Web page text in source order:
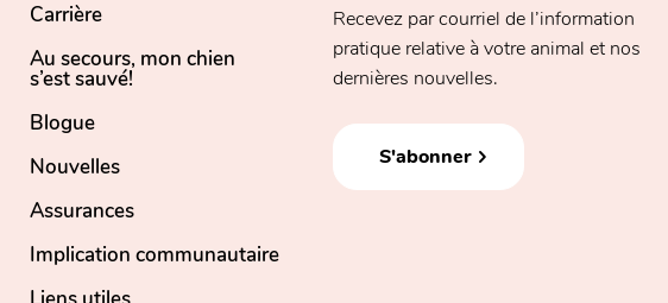
Carrière
Au secours, mon chien
s’est sauvé!
Blogue
Nouvelles
Assurances
Implication communautaire
Recevez par courriel de l’information
pratique relative à votre animal et nos
dernières nouvelles.
S'abonner